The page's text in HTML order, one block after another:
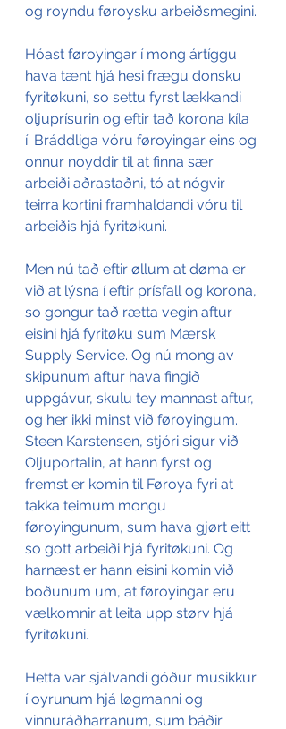
og royndu føroysku arbeiðsmegini.
Hóast føroyingar í mong ártíggu
hava tænt hjá hesi frægu donsku
fyritøkuni, so settu fyrst lækkandi
oljuprísurin og eftir tað korona kíla
í. Bráddliga vóru føroyingar eins og
onnur noyddir til at finna sær
arbeiði aðrastaðni, tó at nógvir
teirra kortini framhaldandi vóru til
arbeiðis hjá fyritøkuni.
Men nú tað eftir øllum at døma er
við at lýsna í eftir prísfall og korona,
so gongur tað rætta vegin aftur
eisini hjá fyritøku sum Mærsk
Supply Service. Og nú mong av
skipunum aftur hava fingið
uppgávur, skulu tey mannast aftur,
og her ikki minst við føroyingum.
Steen Karstensen, stjóri sigur við
Oljuportalin, at hann fyrst og
fremst er komin til Føroya fyri at
takka teimum mongu
føroyingunum, sum hava gjørt eitt
so gott arbeiði hjá fyritøkuni. Og
harnæst er hann eisini komin við
boðunum um, at føroyingar eru
vælkomnir at leita upp størv hjá
fyritøkuni.
Hetta var sjálvandi góður musikkur
í oyrunum hjá løgmanni og
vinnuráðharranum, sum báðir